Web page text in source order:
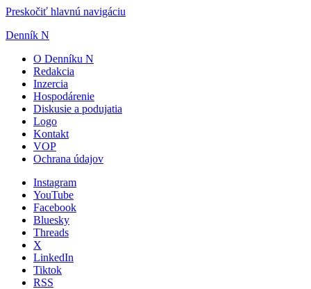
Preskočiť hlavnú navigáciu
Denník N
O Denníku N
Redakcia
Inzercia
Hospodárenie
Diskusie a podujatia
Logo
Kontakt
VOP
Ochrana údajov
Instagram
YouTube
Facebook
Bluesky
Threads
X
LinkedIn
Tiktok
RSS